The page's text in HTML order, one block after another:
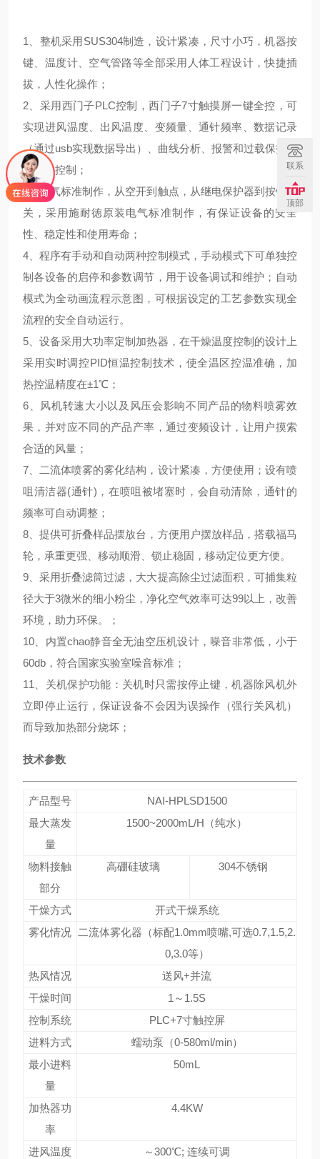
1、整机采用SUS304制造，设计紧凑，尺寸小巧，机器按
键、温度计、空气管路等全部采用人体工程设计，快捷插
拔，人性化操作；
2、采用西门子PLC控制，西门子7寸触摸屏一键全控，可
实现进风温度、出风温度、变频量、通针频率、数据记录
（通过usb实现数据导出）、曲线分析、报警和过载保护等
显示和控制；
3、电气标准制作，从空开到触点，从继电保护器到按钮开
关，采用施耐徳原装电气标准制作，有保证设备的安全
性、稳定性和使用寿命；
4、程序有手动和自动两种控制模式，手动模式下可单独控
制各设备的启停和参数调节，用于设备调试和维护；自动
模式为全动画流程示意图，可根据设定的工艺参数实现全
流程的安全自动运行。
5、设备采用大功率定制加热器，在干燥温度控制的设计上
采用实时调控PID恒温控制技术，使全温区控温准确，加
热控温精度在±1℃；
6、风机转速大小以及风压会影响不同产品的物料喷雾效
果，并对应不同的产品产率，通过变频设计，让用户摸索
合适的风量；
7、二流体喷雾的雾化结构，设计紧凑，方便使用；设有喷
咀清洁器(通针)，在喷咀被堵塞时，会自动清除，通针的
频率可自动调整；
8、提供可折叠样品摆放台，方便用户摆放样品，搭载福马
轮，承重更强、移动顺滑、锁止稳固，移动定位更方便。
9、采用折叠滤筒过滤，大大提高除尘过滤面积，可捕集粒
径大于3微米的细小粉尘，净化空气效率可达99以上，改善
环境，助力环保。；
10、内置chao静音全无油空压机设计，噪音非常低，小于
60db，符合国家实验室噪音标准；
11、关机保护功能：关机时只需按停止键，机器除风机外
立即停止运行，保证设备不会因为误操作（强行关风机）
而导致加热部分烧坏；
技术参数
产品型号
NAI-HPLSD1500
最大蒸发
量
1500~2000mL/H（纯水）
物料接触
部分
高硼硅玻璃 304不锈钢
干燥方式
开式干燥系统
雾化情况
二流体雾化器（标配1.0mm喷嘴,可选0.7,1.5,2.
0,3.0等）
热风情况
送风+并流
干燥时间
1～1.5S
控制系统
PLC+7寸触控屏
进料方式
蠕动泵（0-580ml/min）
最小进料
量
50mL
加热器功
率
4.4KW
进风温度
～300℃; 连续可调
联系
顶部